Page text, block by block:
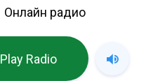
Онлайн радио
Play Radio